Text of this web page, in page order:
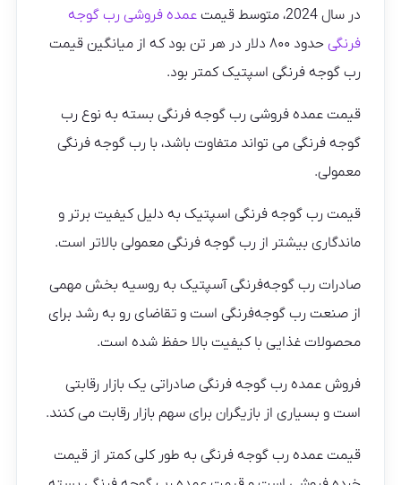
در سال 2024، متوسط قیمت
عمده فروشی رب گوجه
فرنگی
حدود ۸۰۰ دلار در هر تن بود که از میانگین قیمت
رب گوجه فرنگی اسپتیک کمتر بود.
قیمت عمده فروشی رب گوجه فرنگی بسته به نوع رب
گوجه فرنگی می تواند متفاوت باشد، با رب گوجه فرنگی
معمولی.
قیمت رب گوجه فرنگی اسپتیک به دلیل کیفیت برتر و
ماندگاری بیشتر از رب گوجه فرنگی معمولی بالاتر است.
صادرات رب گوجه‌فرنگی آسپتیک به روسیه بخش مهمی
از صنعت رب گوجه‌فرنگی است و تقاضای رو به رشد برای
محصولات غذایی با کیفیت بالا حفظ شده است.
فروش عمده رب گوجه فرنگی صادراتی یک بازار رقابتی
است و بسیاری از بازیگران برای سهم بازار رقابت می کنند.
قیمت عمده رب گوجه فرنگی به طور کلی کمتر از قیمت